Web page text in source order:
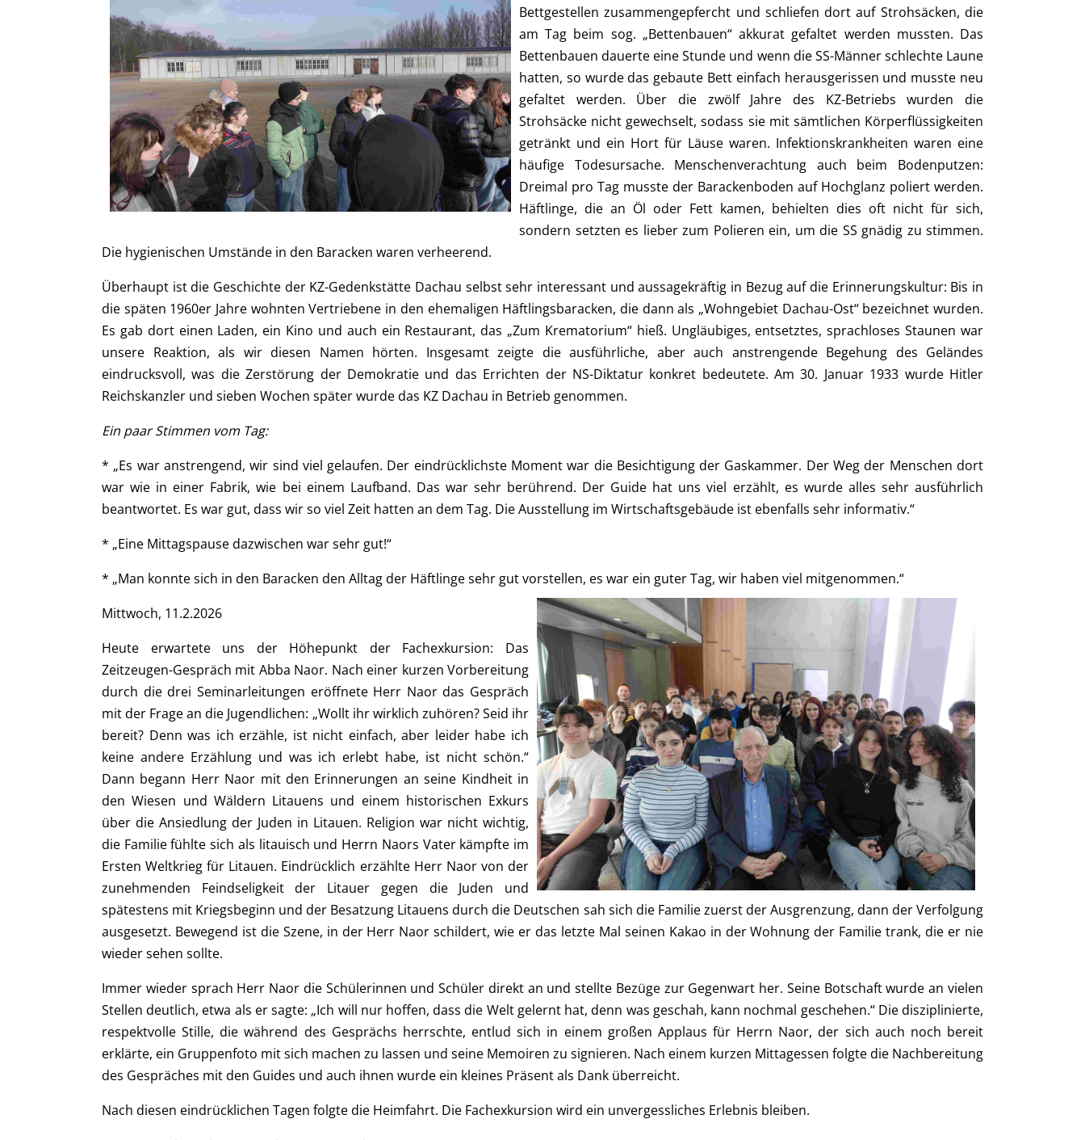
Bettgestellen zusammengepfercht und schliefen dort auf Strohsäcken, die
am Tag beim sog. „Bettenbauen“ akkurat gefaltet werden mussten. Das
Bettenbauen dauerte eine Stunde und wenn die SS-Männer schlechte Laune
hatten, so wurde das gebaute Bett einfach herausgerissen und musste neu
gefaltet werden. Über die zwölf Jahre des KZ-Betriebs wurden die
Strohsäcke nicht gewechselt, sodass sie mit sämtlichen Körperflüssigkeiten
getränkt und ein Hort für Läuse waren. Infektionskrankheiten waren eine
häufige Todesursache. Menschenverachtung auch beim Bodenputzen:
Dreimal pro Tag musste der Barackenboden auf Hochglanz poliert werden.
Häftlinge, die an Öl oder Fett kamen, behielten dies oft nicht für sich,
sondern setzten es lieber zum Polieren ein, um die SS gnädig zu stimmen.
Die hygienischen Umstände in den Baracken waren verheerend.
Überhaupt ist die Geschichte der KZ-Gedenkstätte Dachau selbst sehr interessant und aussagekräftig in Bezug auf die Erinnerungskultur: Bis in
die späten 1960er Jahre wohnten Vertriebene in den ehemaligen Häftlingsbaracken, die dann als „Wohngebiet Dachau-Ost“ bezeichnet wurden.
Es gab dort einen Laden, ein Kino und auch ein Restaurant, das „Zum Krematorium“ hieß. Ungläubiges, entsetztes, sprachloses Staunen war
unsere Reaktion, als wir diesen Namen hörten. Insgesamt zeigte die ausführliche, aber auch anstrengende Begehung des Geländes
eindrucksvoll, was die Zerstörung der Demokratie und das Errichten der NS-Diktatur konkret bedeutete. Am 30. Januar 1933 wurde Hitler
Reichskanzler und sieben Wochen später wurde das KZ Dachau in Betrieb genommen.
Ein paar Stimmen vom Tag:
* „Es war anstrengend, wir sind viel gelaufen. Der eindrücklichste Moment war die Besichtigung der Gaskammer. Der Weg der Menschen dort
war wie in einer Fabrik, wie bei einem Laufband. Das war sehr berührend. Der Guide hat uns viel erzählt, es wurde alles sehr ausführlich
beantwortet. Es war gut, dass wir so viel Zeit hatten an dem Tag. Die Ausstellung im Wirtschaftsgebäude ist ebenfalls sehr informativ.“
* „Eine Mittagspause dazwischen war sehr gut!“
* „Man konnte sich in den Baracken den Alltag der Häftlinge sehr gut vorstellen, es war ein guter Tag, wir haben viel mitgenommen.“
Mittwoch, 11.2.2026
Heute erwartete uns der Höhepunkt der Fachexkursion: Das
Zeitzeugen-Gespräch mit Abba Naor. Nach einer kurzen Vorbereitung
durch die drei Seminarleitungen eröffnete Herr Naor das Gespräch
mit der Frage an die Jugendlichen: „Wollt ihr wirklich zuhören? Seid ihr
bereit? Denn was ich erzähle, ist nicht einfach, aber leider habe ich
keine andere Erzählung und was ich erlebt habe, ist nicht schön.“
Dann begann Herr Naor mit den Erinnerungen an seine Kindheit in
den Wiesen und Wäldern Litauens und einem historischen Exkurs
über die Ansiedlung der Juden in Litauen. Religion war nicht wichtig,
die Familie fühlte sich als litauisch und Herrn Naors Vater kämpfte im
Ersten Weltkrieg für Litauen. Eindrücklich erzählte Herr Naor von der
zunehmenden Feindseligkeit der Litauer gegen die Juden und
spätestens mit Kriegsbeginn und der Besatzung Litauens durch die Deutschen sah sich die Familie zuerst der Ausgrenzung, dann der Verfolgung
ausgesetzt. Bewegend ist die Szene, in der Herr Naor schildert, wie er das letzte Mal seinen Kakao in der Wohnung der Familie trank, die er nie
wieder sehen sollte.
Immer wieder sprach Herr Naor die Schülerinnen und Schüler direkt an und stellte Bezüge zur Gegenwart her. Seine Botschaft wurde an vielen
Stellen deutlich, etwa als er sagte: „Ich will nur hoffen, dass die Welt gelernt hat, denn was geschah, kann nochmal geschehen.“ Die disziplinierte,
respektvolle Stille, die während des Gesprächs herrschte, entlud sich in einem großen Applaus für Herrn Naor, der sich auch noch bereit
erklärte, ein Gruppenfoto mit sich machen zu lassen und seine Memoiren zu signieren. Nach einem kurzen Mittagessen folgte die Nachbereitung
des Gespräches mit den Guides und auch ihnen wurde ein kleines Präsent als Dank überreicht.
Nach diesen eindrücklichen Tagen folgte die Heimfahrt. Die Fachexkursion wird ein unvergessliches Erlebnis bleiben.